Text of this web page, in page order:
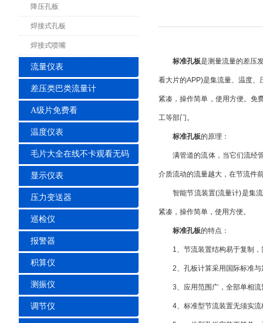
降压孔板
焊接式孔板
焊接式喷嘴
流量仪表
差压类巴类流量计
A级片免费看
温度仪表
毛片大全在线不卡观看无码
显示仪表
压力变送器
巡检仪
报警器
积算仪
测振仪
调节仪
标准孔板是测量流量的差压发
看大片的APP)是集流量、温度
紧凑，操作简单，使用方便。
工等部门。
标准孔板的原理：
满管道的流体，当它们流经管道
介质流动的流量越大，在节
智能节流装置(流量计)是集流量
紧凑，操作简单，使用方便。
标准孔板的特点：
1、节流装置结构易于复制，简
2、孔板计算采用国际标准与
3、应用范围广，全部单相流皆
4、标准型节流装置无须实流校